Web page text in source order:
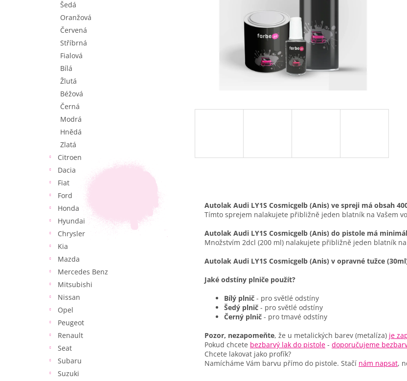
Šedá
Oranžová
Červená
Stříbrná
Fialová
Bílá
Žlutá
Béžová
Černá
Modrá
Hnědá
Zlatá
Citroen
Dacia
Fiat
Ford
Honda
Hyundai
Chrysler
Kia
Mazda
Mercedes Benz
Mitsubishi
Nissan
Opel
Peugeot
Renault
Seat
Subaru
Suzuki
Autolak Audi LY1S Cosmicgelb (Anis) ve spreji má obsah
Tímto sprejem nalakujete přibližně jeden blatník na Vašem
Autolak Audi LY1S Cosmicgelb (Anis) do pistole má
Množstvím 2dcl (200 ml) nalakujete přibližně jeden blatník na
Autolak Audi LY1S Cosmicgelb (Anis) v opravné tužce
Jaké odstíny plniče použít?
Bílý plnič - pro světlé odstíny
Šedý plnič - pro světlé odstíny
Černý plnič - pro tmavé odstíny
Pozor, nezapomeňte, že u metalických barev (metalíza) je
Pokud chcete bezbarvý lak do pistole - doporučujeme
Chcete lakovat jako profík?
Namícháme Vám barvu přímo do pistole. Stačí nám napsat,